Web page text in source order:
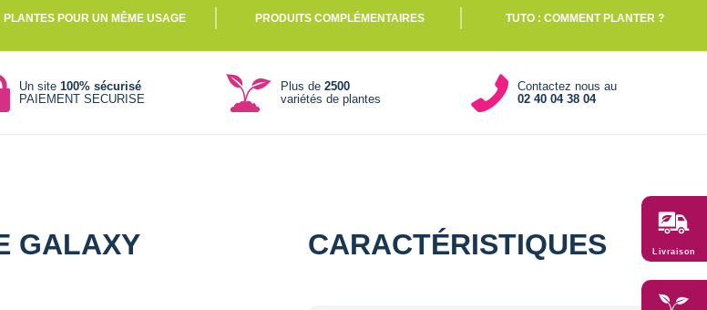
PLANTES POUR UN MÊME USAGE PRODUITS COMPLÉMENTAIRES TUTO : COMMENT PLANTER ?
Un site 100% sécurisé
PAIEMENT SECURISE
Plus de2500
variétés de plantes
Contactez nous au
02 40 04 38 04
GALAXY CARACTÉRISTIQUES Livraison